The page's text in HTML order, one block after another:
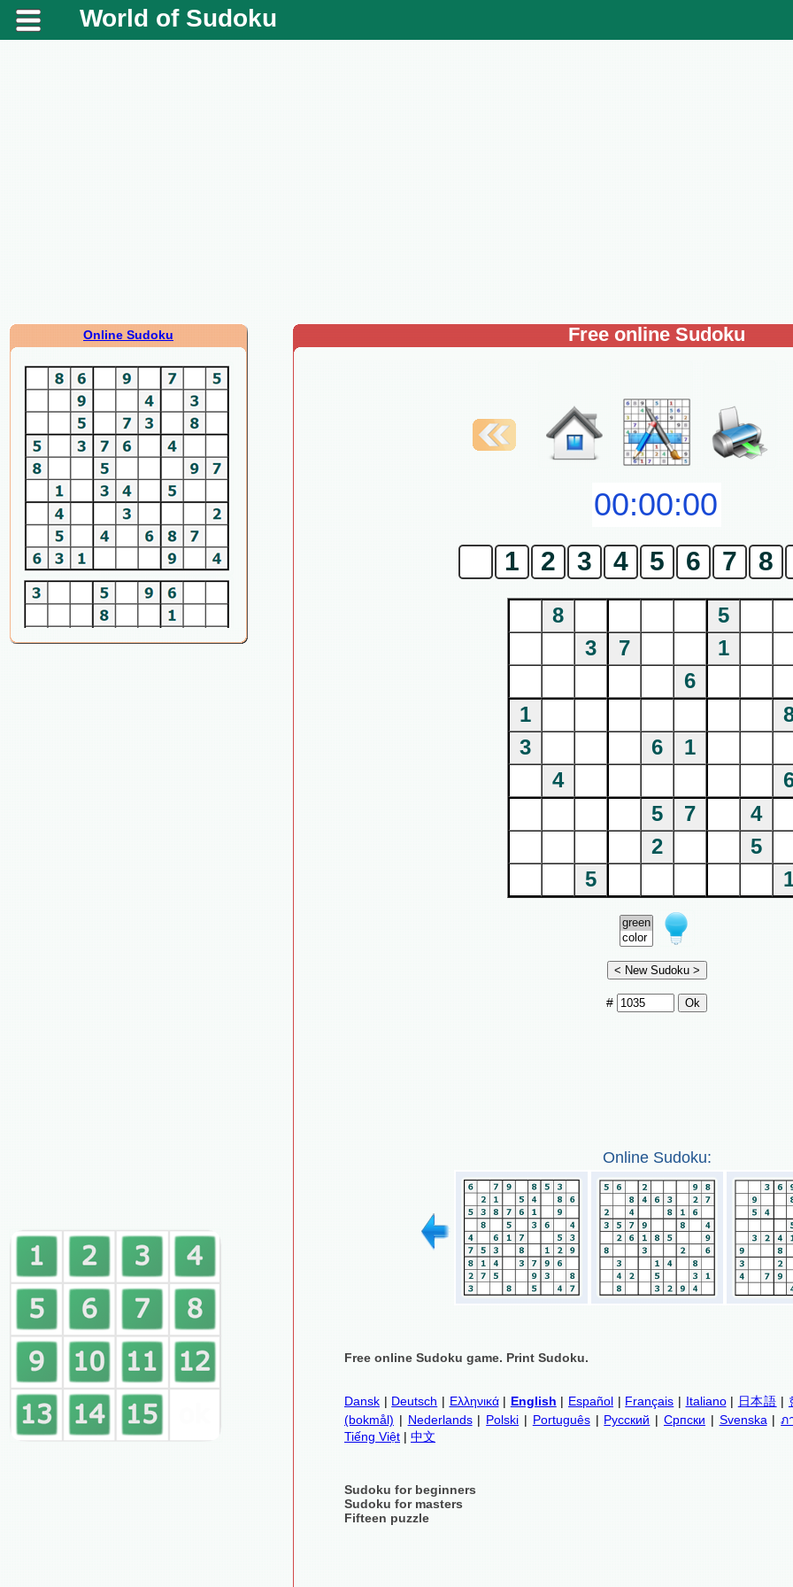
World of Sudoku
Online Sudoku Free online Sudoku
1 2 3 4 5 6 7 8
8
5
3
7
1
6
1
3
6
1
4
5
7
4
2
5
5
#
Online Sudoku:
Free online Sudoku game. Print Sudoku.
Dansk | Deutsch | Ελληνικά| English | Español | Français | Italiano| 日本語 |
(bokmål) | Nederlands| Polski | Português| Русский | Српски | Svenska |ภ
Tiếng Việt | 中文
Sudoku for beginners
Sudoku for masters
Fifteen puzzle